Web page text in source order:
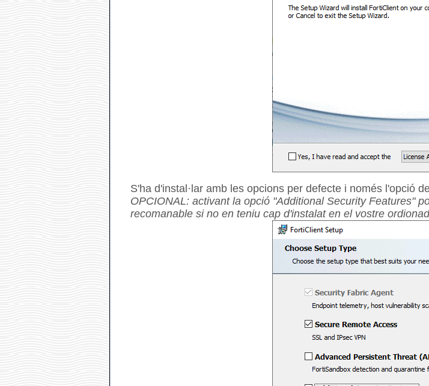
S'ha d'instal·lar amb les opcions per defecte i només l'opció
OPCIONAL: activant la opció "Additional Security Features"
recomanable si no en teniu cap d'instalat en el vostre